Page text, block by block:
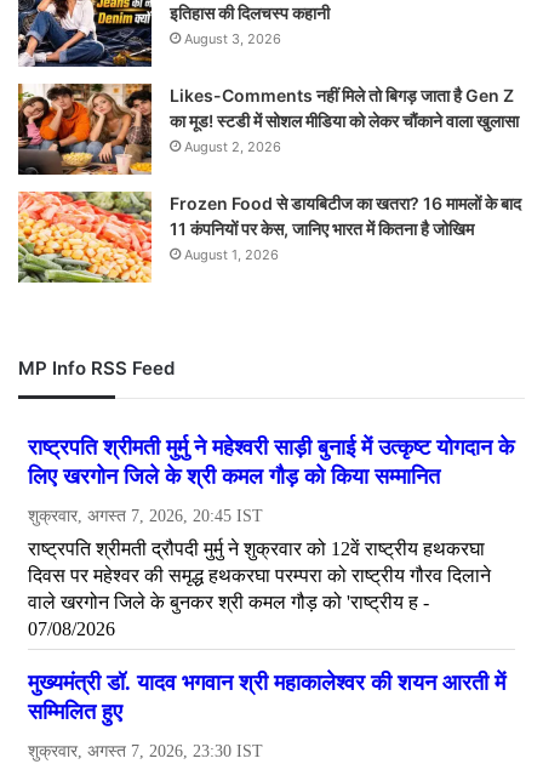
इतिहास की दिलचस्प कहानी
August 3, 2026
Likes-Comments नहीं मिले तो बिगड़ जाता है Gen Z
का मूड! स्टडी में सोशल मीडिया को लेकर चौंकाने वाला खुलासा
August 2, 2026
Frozen Food से डायबिटीज का खतरा? 16 मामलों के बाद
11 कंपनियों पर केस, जानिए भारत में कितना है जोखिम
August 1, 2026
MP Info RSS Feed